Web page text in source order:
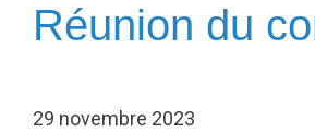
Réunion du
29 novembre 2023